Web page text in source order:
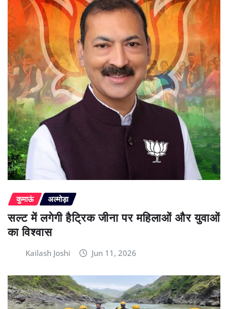
कुमाऊं अल्मोड़ा
सल्ट में लगेगी हैट्रिक जीना पर महिलाओं और युवाओं
का विश्वास
Kailash Joshi Jun 11, 2026